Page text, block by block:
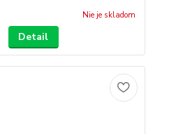
Nie je skladom
Detail